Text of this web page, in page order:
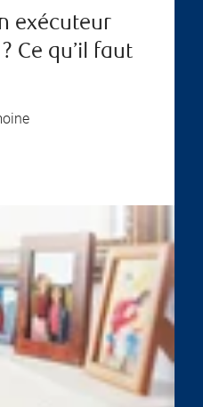
exécuteur
Ce qu’il faut